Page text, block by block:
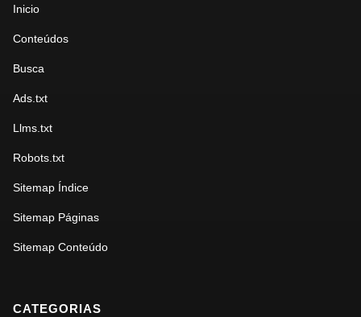
Inicio
Conteúdos
Busca
Ads.txt
Llms.txt
Robots.txt
Sitemap Índice
Sitemap Páginas
Sitemap Conteúdo
CATEGORIAS